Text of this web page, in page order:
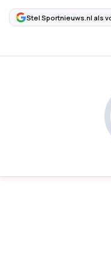
Stel Sportnieuws.nl als